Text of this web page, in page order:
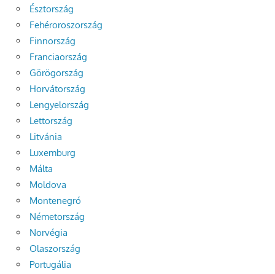
Észtország
Fehéroroszország
Finnország
Franciaország
Görögország
Horvátország
Lengyelország
Lettország
Litvánia
Luxemburg
Málta
Moldova
Montenegró
Németország
Norvégia
Olaszország
Portugália